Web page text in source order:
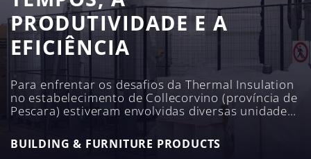
PRODUTIVIDADE E A
EFICIÊNCIA
Para enfrentar os desafios da Thermal Insulation
no estabelecimento de Collecorvino (província de
Pescara) estiveram envolvidas diversas unidades
Sotemapack que, juntos trabalharam para
alcançar o sucesso deste projeto.
BUILDING & FURNITURE PRODUCTS